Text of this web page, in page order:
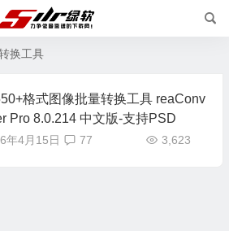
换工具
格式图像批量转换工具 reaConv
Pro 8.0.214 中文版-支持PSD
年4月15日 3,623
77